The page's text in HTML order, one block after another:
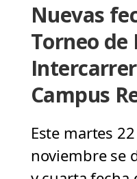
Nuevas
Torneo
Campus
Este martes
noviembre se